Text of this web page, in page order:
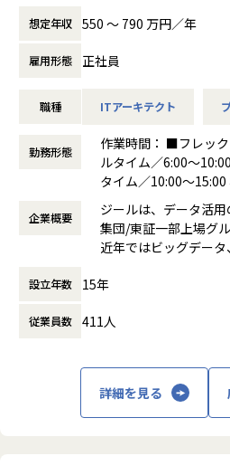
展する企業です。そし
ます。お客様に対する
s Intelligence)を含むデータプラッ
行支援までを行っています。
●クライアントの要望に沿ったデー
きます。
く、DB、インフラ、プロジェクト
のコミュニケーション能力など、幅
アップ・キャリアアップが可能な環
●エンドユーザー様と直接やり取り
定義など上流工程に携われます。
適正に応じて、会社の指示する業務
想定年収 550 〜 790 万円／年
雇用形態 正社員
職種 ITアーキテクト
勤務形態
作業時間： ■フレッ
ルタイム／6:00～
タイム／10:00～
労働時間)／9:00～18:00
働き方：フレックス
時間外労働の有無：
休憩時間： 60分
企業概要
ジールは、データ活
集団/東証一部上場グ
近年ではビッグデー
する立場にスコープを
顧客の大半は大手企業
■Mission：専門性と
設立年数 15年
従業員数 411人
詳細を見る